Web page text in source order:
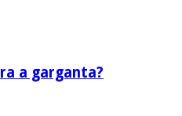
a garganta?